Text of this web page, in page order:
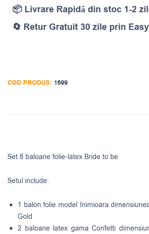
📦 Livrare Rapidă din stoc 1-2
🔄 Retur Gratuit 30 zile prin
COD PRODUS: 1699
Set 8 baloane folie-latex Bride to be
Setul include:
1 balon folie model Inimioara
Gold
2 baloane latex gama Confetti